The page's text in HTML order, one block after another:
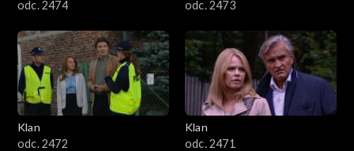
odc. 2474 odc. 2473
Klan
odc. 2472
Klan
odc. 2471